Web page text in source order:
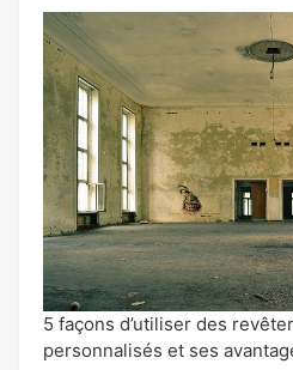
5 façons d’utiliser des
personnalisés et ses